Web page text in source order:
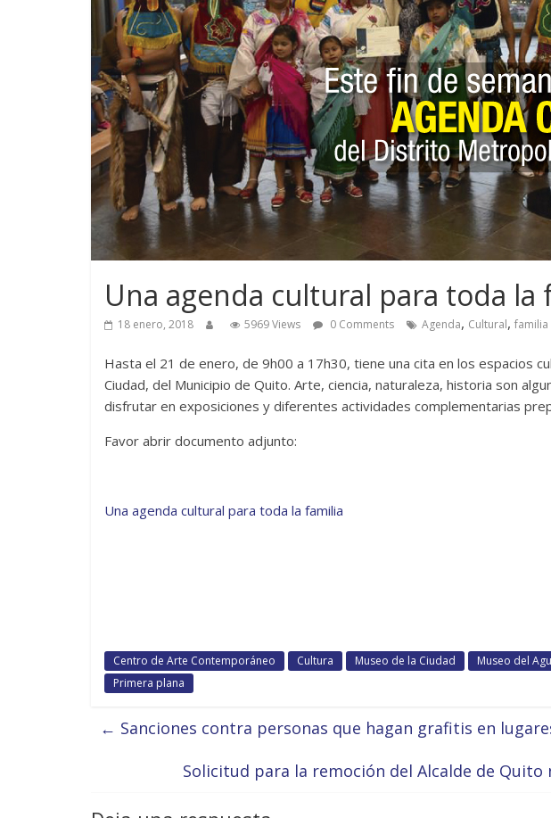
Una agenda cultural para toda la
18 enero, 2018 5969 Views 0 Comments Agenda, Cultural, familia
Hasta el 21 de enero, de 9h00 a 17h30, tiene una cita en los espacios
Ciudad, del Municipio de Quito. Arte, ciencia, naturaleza, historia son
disfrutar en exposiciones y diferentes actividades complementarias
Favor abrir documento adjunto:
Una agenda cultural para toda la familia
Centro de Arte Contemporáneo Cultura Museo de la Ciudad Museo del
Primera plana
← Sanciones contra personas que hagan grafitis en
Solicitud para la remoción del Alcalde de